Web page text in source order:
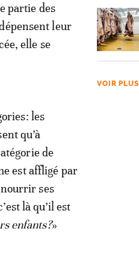
partie des
leur
elle se
les
qu’à
de
est affligé par
ses
là qu’il est
enfants?»
VOIR PLUS